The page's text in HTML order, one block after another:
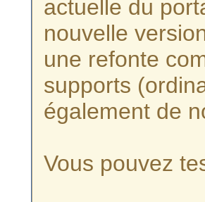
actuelle du
nouvelle
une refonte
supports
également de
Vous pouvez